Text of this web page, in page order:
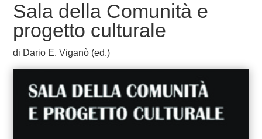
Sala della Comunità e
progetto culturale
di Dario E. Viganò (ed.)